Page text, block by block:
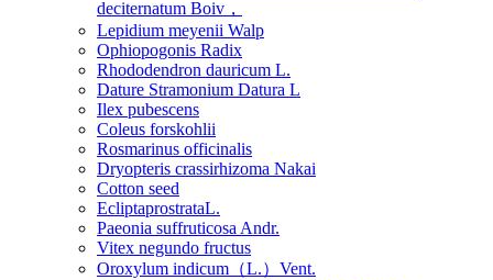
deciternatum Boiv，
Lepidium meyenii Walp
Ophiopogonis Radix
Rhododendron dauricum L.
Dature Stramonium Datura L
Ilex pubescens
Coleus forskohlii
Rosmarinus officinalis
Dryopteris crassirhizoma Nakai
Cotton seed
EcliptaprostrataL.
Paeonia suffruticosa Andr.
Vitex negundo fructus
Oroxylum indicum（L.）Vent.